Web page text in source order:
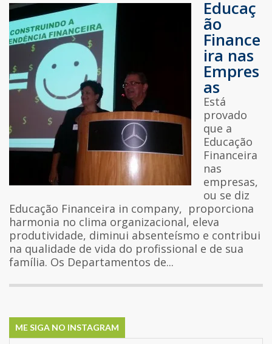
Educaç
ão
Finance
ira nas
Empres
as
Está
provado
que a
Educação
Financeira
nas
empresas,
ou se diz
Educação Financeira in company, proporciona
harmonia no clima organizacional, eleva
produtividade, diminui absenteísmo e contribui
na qualidade de vida do profissional e de sua
família. Os Departamentos de...
ME SIGA NO INSTAGRAM